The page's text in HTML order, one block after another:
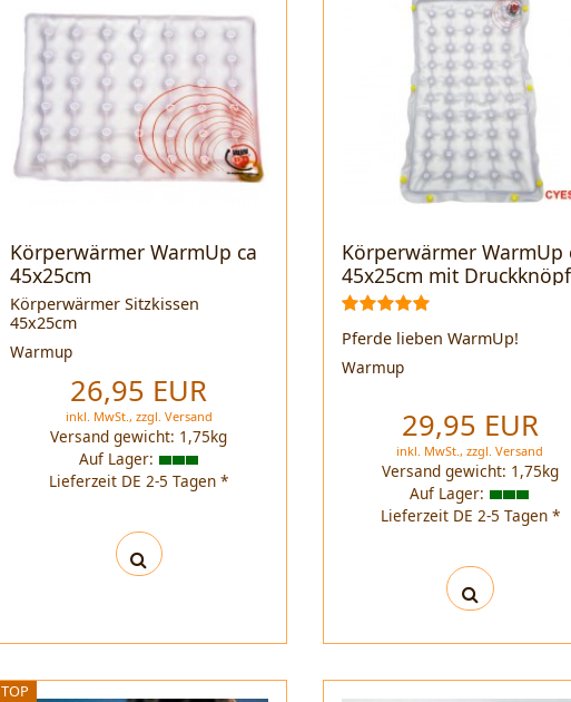
Körperwärmer WarmUp ca
45x25cm
Körperwärmer Sitzkissen
45x25cm
Warmup
26,95 EUR
inkl. MwSt., zzgl. Versand
Versand gewicht: 1,75kg
Auf Lager:
Lieferzeit DE 2-5 Tagen *
Körperwärmer WarmUp
45x25cm mit
Pferde lieben WarmUp!
Warmup
29,95 EUR
inkl. MwSt., zzgl.Versand
Versand gewicht: 1,75kg
Auf Lager:
Lieferzeit DE 2-5 Tagen *
TOP